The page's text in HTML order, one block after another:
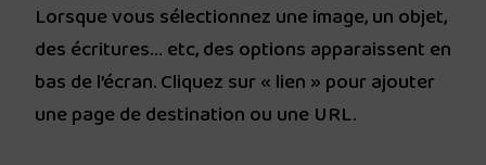
Lorsque vous sélectionnez une image, un objet,
des écritures… etc, des options apparaissent en
bas de l’écran. Cliquez sur « lien » pour ajouter
une page de destination ou une URL.